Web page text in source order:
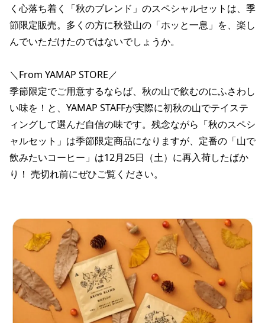
く心落ち着く「秋のブレンド」のスペシャルセットは、季
節限定販売。多くの方に秋登山の「ホッと一息」を、楽し
んでいただけたのではないでしょうか。
＼From YAMAP STORE／
季節限定でご用意するならば、秋の山で飲むのにふさわし
い味を！と、YAMAP STAFFが実際に初秋の山でテイステ
ィングして選んだ自信の味です。残念ながら「秋のスペシ
ャルセット」は季節限定商品になりますが、定番の「山で
飲みたいコーヒー」は12月25日（土）に再入荷したばか
り！ 売切れ前にぜひご覧ください。